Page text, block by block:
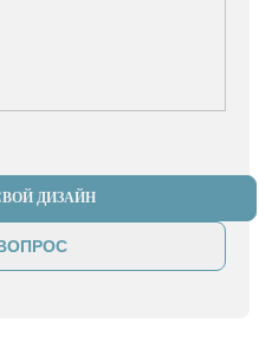
ДИЗАЙН